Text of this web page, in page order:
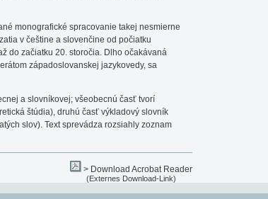
monografické spracovanie takej nesmierne
v češtine a slovenčine od počiatku
do začiatku 20. storočia. Dlho očakávaná
západoslovanskej jazykovedy, sa
a slovníkovej; všeobecnú časť tvorí
štúdia), druhú časť výkladový slovník
slov). Text sprevádza rozsiahly zoznam
> Download Acrobat Reader
(Externes Download-Link)